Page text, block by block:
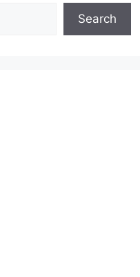
Search